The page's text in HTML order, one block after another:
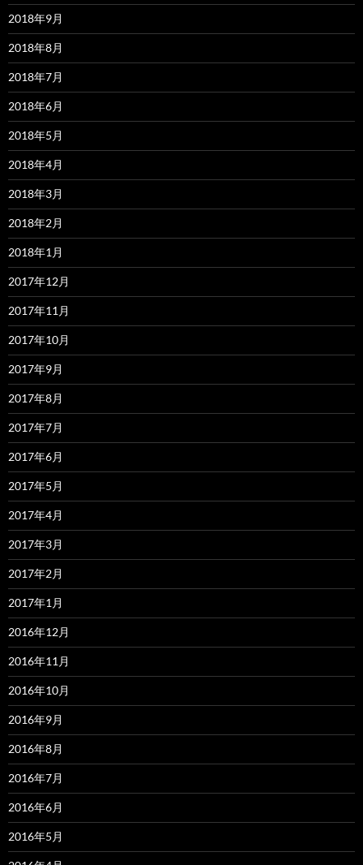
2018年9月
2018年8月
2018年7月
2018年6月
2018年5月
2018年4月
2018年3月
2018年2月
2018年1月
2017年12月
2017年11月
2017年10月
2017年9月
2017年8月
2017年7月
2017年6月
2017年5月
2017年4月
2017年3月
2017年2月
2017年1月
2016年12月
2016年11月
2016年10月
2016年9月
2016年8月
2016年7月
2016年6月
2016年5月